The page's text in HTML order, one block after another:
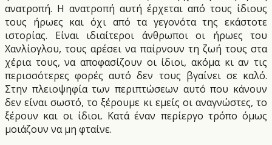
ανατροπή. Η ανατροπή αυτή έρχεται από τους ίδιους
τους ήρωες και όχι από τα γεγονότα της εκάστοτε
ιστορίας. Είναι ιδιαίτεροι άνθρωποι οι ήρωες του
Χανλίογλου, τους αρέσει να παίρνουν τη ζωή τους στα
χέρια τους, να αποφασίζουν οι ίδιοι, ακόμα κι αν τις
περισσότερες φορές αυτό δεν τους βγαίνει σε καλό.
Στην πλειοψηφία των περιπτώσεων αυτό που κάνουν
δεν είναι σωστό, το ξέρουμε κι εμείς οι αναγνώστες, το
ξέρουν και οι ίδιοι. Κατά έναν περίεργο τρόπο όμως
μοιάζουν να μη φταίνε.